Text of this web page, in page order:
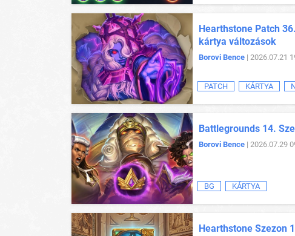
Hearthstone Patch
kártya változások
Borovi Bence | 2026.07.21
PATCH KÁRTYA
Battlegrounds 14.
Borovi Bence | 2026.07.29
BG KÁRTYA
Hearthstone Szezon